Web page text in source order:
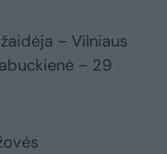
– Vilniaus
– 29